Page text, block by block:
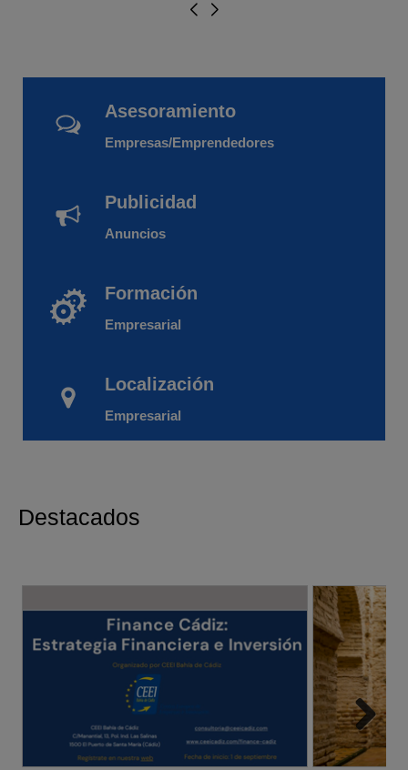
Asesoramiento
Empresas/Emprendedores
Publicidad
Anuncios
Formación
Empresarial
Localización
Empresarial
Destacados
Next